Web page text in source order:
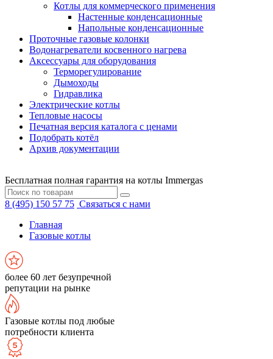
Котлы для коммерческого применения
Настенные конденсационные
Напольные конденсационные
Проточные газовые колонки
Водонагреватели косвенного нагрева
Аксессуары для оборудования
Терморегулирование
Дымоходы
Гидравлика
Электрические котлы
Тепловые насосы
Печатная версия каталога с ценами
Подобрать котёл
Архив документации
Бесплатная полная гарантия на котлы Immergas
8 (495) 150 57 75 Связаться с нами
Главная
Газовые котлы
более 60 лет безупречной
репутации на рынке
Газовые котлы под любые
потребности клиента